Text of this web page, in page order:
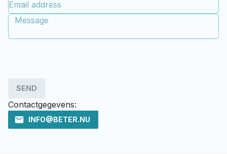
SEND
Contactgegevens:
INFO@BETER.NU